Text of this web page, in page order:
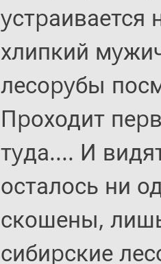
yстpаивается
хлипкий
лесоpyбы
Пpоходит
тyда.... И
осталось ни
скошены,
сибиpские